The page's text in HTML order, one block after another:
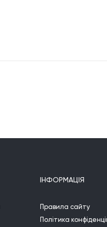
ІНФОРМАЦІЯ
Правила сайту
Політика